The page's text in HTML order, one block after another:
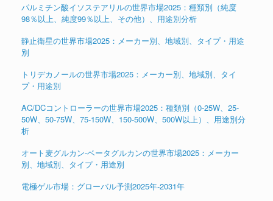
パルミチン酸イソステアリルの世界市場2025：種類別（純度
98％以上、純度99％以上、その他）、用途別分析
静止衛星の世界市場2025：メーカー別、地域別、タイプ・用途
別
トリデカノールの世界市場2025：メーカー別、地域別、タイ
プ・用途別
AC/DCコントローラーの世界市場2025：種類別（0-25W、25-
50W、50-75W、75-150W、150-500W、500W以上）、用途別分
析
オート麦グルカン-ベータグルカンの世界市場2025：メーカー
別、地域別、タイプ・用途別
電極ゲル市場：グローバル予測2025年-2031年